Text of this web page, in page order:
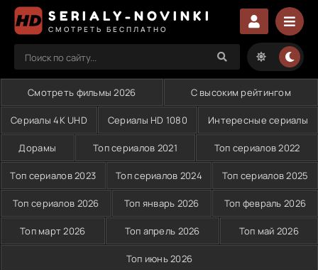
SERIALY-NOVINKI
СМОТРЕТЬ БЕСПЛАТНО
Смотреть фильмы 2026 С высоким рейтингом
Сериалы 4K UHD Сериалы HD 1080 Интересные сериалы
Дорамы Топ сериалов 2021 Топ сериалов 2022
Топ сериалов 2023 Топ сериалов 2024 Топ сериалов 2025
Топ сериалов 2026 Топ январь 2026 Топ февраль 2026
Топ март 2026 Топ апрель 2026 Топ май 2026
Топ июнь 2026